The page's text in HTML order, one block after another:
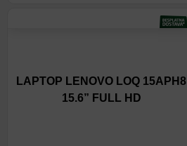
LAPTOP LENOVO LOQ 15APH8
15.6” FULL HD